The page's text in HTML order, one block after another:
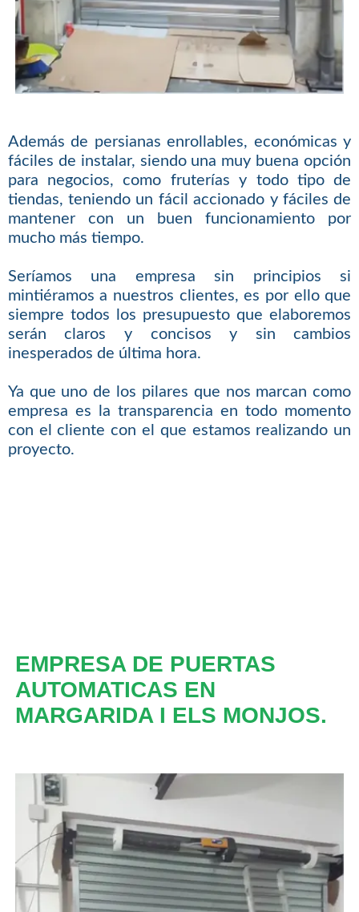
Además de persianas enrollables, económicas y
fáciles de instalar, siendo una muy buena opción
para negocios, como fruterías y todo tipo de
tiendas, teniendo un fácil accionado y fáciles de
mantener con un buen funcionamiento por
mucho más tiempo.
Seríamos una empresa sin principios si
mintiéramos a nuestros clientes, es por ello que
siempre todos los presupuesto que elaboremos
serán claros y concisos y sin cambios
inesperados de última hora.
Ya que uno de los pilares que nos marcan como
empresa es la transparencia en todo momento
con el cliente con el que estamos realizando un
proyecto.
EMPRESA DE PUERTAS
AUTOMATICAS EN
MARGARIDA I ELS MONJOS.